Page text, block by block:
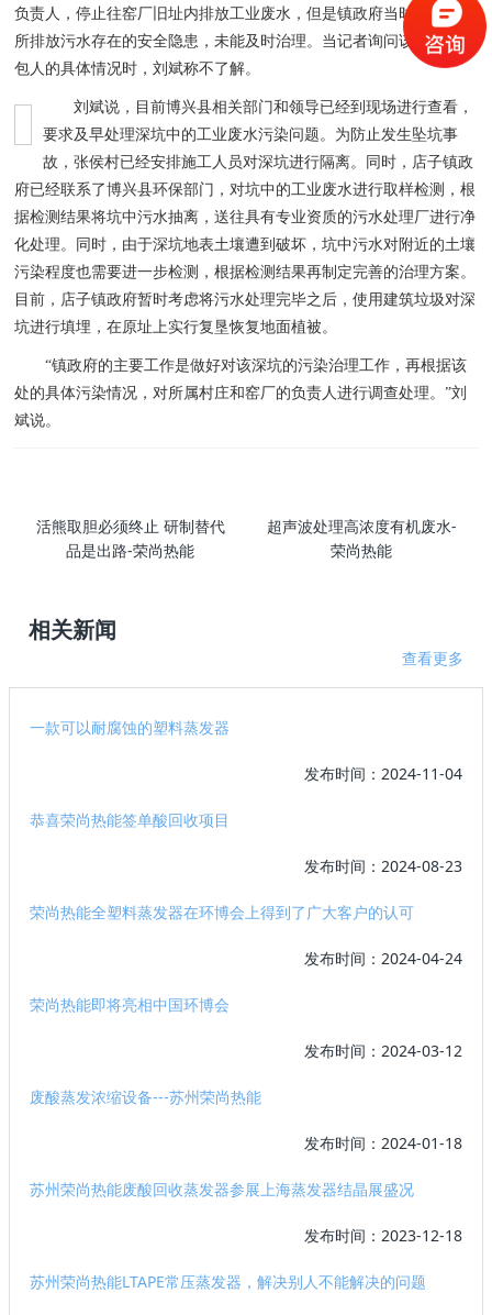
负责人，停止往窑厂旧址内排放工业废水，但是镇政府当时未意识到
所排放污水存在的安全隐患，未能及时治理。当记者询问该处土地承
包人的具体情况时，刘斌称不了解。
刘斌说，目前博兴县相关部门和领导已经到现场进行查看，
要求及早处理深坑中的工业废水污染问题。为防止发生坠坑事
故，张侯村已经安排施工人员对深坑进行隔离。同时，店子镇政
府已经联系了博兴县环保部门，对坑中的工业废水进行取样检测，根
据检测结果将坑中污水抽离，送往具有专业资质的污水处理厂进行净
化处理。同时，由于深坑地表土壤遭到破坏，坑中污水对附近的土壤
污染程度也需要进一步检测，根据检测结果再制定完善的治理方案。
目前，店子镇政府暂时考虑将污水处理完毕之后，使用建筑垃圾对深
坑进行填埋，在原址上实行复垦恢复地面植被。
“镇政府的主要工作是做好对该深坑的污染治理工作，再根据该
处的具体污染情况，对所属村庄和窑厂的负责人进行调查处理。”刘
斌说。
活熊取胆必须终止 研制替代
品是出路-荣尚热能
超声波处理高浓度有机废水-
荣尚热能
相关新闻
查看更多
一款可以耐腐蚀的塑料蒸发器
发布时间：2024-11-04
恭喜荣尚热能签单酸回收项目
发布时间：2024-08-23
荣尚热能全塑料蒸发器在环博会上得到了广大客户的认可
发布时间：2024-04-24
荣尚热能即将亮相中国环博会
发布时间：2024-03-12
废酸蒸发浓缩设备---苏州荣尚热能
发布时间：2024-01-18
苏州荣尚热能废酸回收蒸发器参展上海蒸发器结晶展盛况
发布时间：2023-12-18
苏州荣尚热能LTAPE常压蒸发器，解决别人不能解决的问题